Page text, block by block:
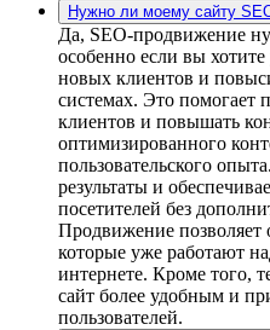
Нужно ли моему сайту
Да, SEO-продвижение
особенно если вы
новых клиентов и
системах. Это помогает
клиентов и повышать
оптимизированного
пользовательского
результаты и
посетителей без
Продвижение позволяет
которые уже работают
интернете. Кроме того,
сайт более удобным и
пользователей.